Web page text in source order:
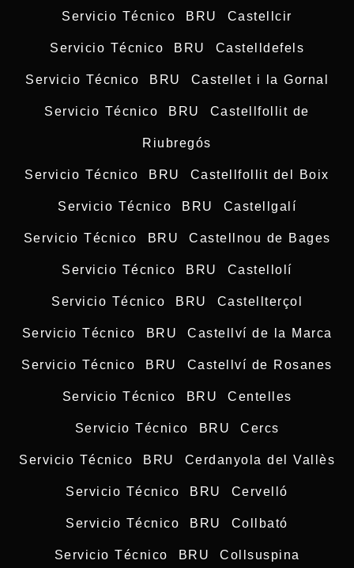
Servicio Técnico BRU Castellcir
Servicio Técnico BRU Castelldefels
Servicio Técnico BRU Castellet i la Gornal
Servicio Técnico BRU Castellfollit de
Riubregós
Servicio Técnico BRU Castellfollit del Boix
Servicio Técnico BRU Castellgalí
Servicio Técnico BRU Castellnou de Bages
Servicio Técnico BRU Castellolí
Servicio Técnico BRU Castellterçol
Servicio Técnico BRU Castellví de la Marca
Servicio Técnico BRU Castellví de Rosanes
Servicio Técnico BRU Centelles
Servicio Técnico BRU Cercs
Servicio Técnico BRU Cerdanyola del Vallès
Servicio Técnico BRU Cervelló
Servicio Técnico BRU Collbató
Servicio Técnico BRU Collsuspina